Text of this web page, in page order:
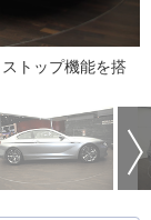
トップ機能を搭